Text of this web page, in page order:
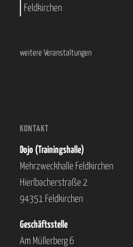
Feldkirchen
weitere Veranstaltungen
KONTAKT
Dojo (Trainingshalle)
Mehrzweckhalle Feldkirchen
Hierlbacherstraße 2
94351 Feldkirchen
Geschäftsstelle
Am Müllerberg 6